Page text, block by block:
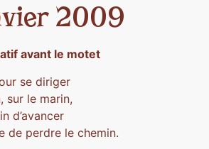
2009
avant le motet
se diriger
sur le marin,
d’avancer
de perdre le chemin.